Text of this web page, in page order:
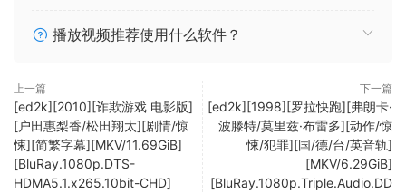
播放视频推荐使用什么软件？
上一篇
[ed2k][2010][诈欺游戏 电影版]
[户田惠梨香/松田翔太][剧情/惊
悚][简繁字幕][MKV/11.69GiB]
[BluRay.1080p.DTS-
HDMA5.1.x265.10bit-CHD]
下一篇
[ed2k][1998][罗拉快跑][弗朗卡·
波滕特/莫里兹·布雷多][动作/惊
悚/犯罪][国/德/台/英音轨]
[MKV/6.29GiB]
[BluRay.1080p.Triple.Audio.DD